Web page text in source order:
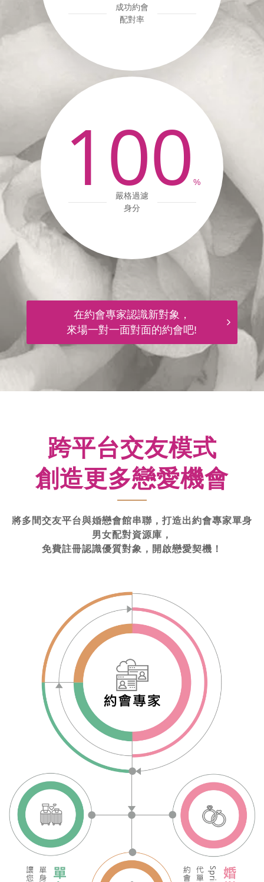
成功約會
配對率
100 %
嚴格過濾
身分
在約會專家認識新對象，
來場一對一面對面的約會吧!
跨平台交友模式
創造更多戀愛機會
將多間交友平台與婚戀會館串聯，打造出約會專家單身
男女配對資源庫，
免費註冊認識優質對象，開啟戀愛契機！